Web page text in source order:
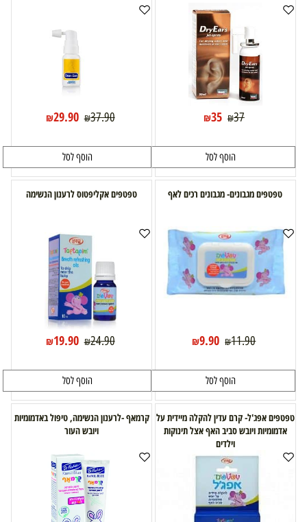
₪37
₪35
הוסף לסל
₪37.90
₪29.90
הוסף לסל
טפטפים מגבונים- מגבונים רכים לאף
₪11.90
₪9.90
הוסף לסל
טפטפים אקליפטוס לרענון הנשימה
₪24.90
₪19.90
הוסף לסל
טפטפים אפג'ל- קרם עדין להקלה מיידית על
אדמומיות ויובש סביב האף אצל תינוקות
וילדים
קרמאף -לרענון הנשימה, טיפול באדמומיות
ויובש העור